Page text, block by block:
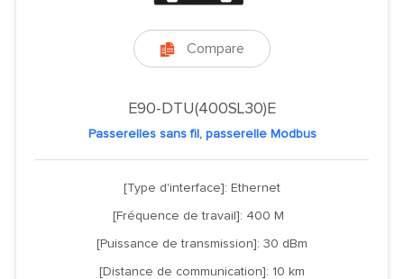
 Compare
E90-DTU(400SL30)E
Passerelles sans fil, passerelle Modbus
[Type d'interface]: Ethernet
[Fréquence de travail]: 400 M
[Puissance de transmission]: 30 dBm
[Distance de communication]: 10 km